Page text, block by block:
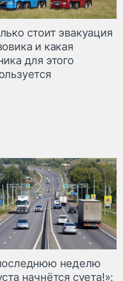
стоит эвакуация
и какая
для этого
неделю
начнётся суета!»: